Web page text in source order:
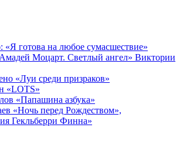
«Я готова на любое сумасшествие»
Моцарт. Светлый ангел» Виктории
«Луи среди призраков»
«LOTS»
«Папашина азбука»
«Ночь перед Рождеством»,
Гекльберри Финна»